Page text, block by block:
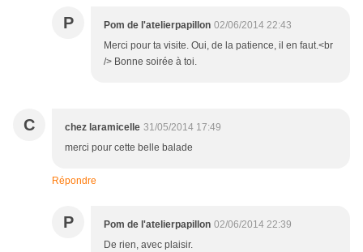
P Pom de l'atelierpapillon 02/06/2014 22:43
Merci pour ta visite. Oui, de la patience, il en faut.<br
/> Bonne soirée à toi.
C chez laramicelle 31/05/2014 17:49
merci pour cette belle balade
Répondre
P Pom de l'atelierpapillon 02/06/2014 22:39
De rien, avec plaisir.